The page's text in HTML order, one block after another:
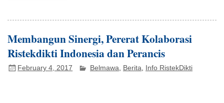
Membangun Sinergi, Pererat Kolaborasi
Ristekdikti Indonesia dan Perancis
February 4, 2017 Belmawa Berita Info RistekDikti